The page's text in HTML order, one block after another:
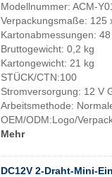
Modellnummer: ACM-
Verpackungsmaße: 125
Kartonabmessungen:
Bruttogewicht: 0,2 kg
Kartongewicht: 21 kg
STÜCK/CTN:100
Stromversorgung: 12 V
Arbeitsmethode:
OEM/ODM:Logo/
Mehr
DC12V 2-Draht-Mini-